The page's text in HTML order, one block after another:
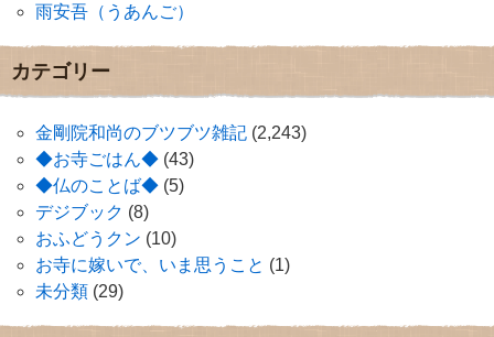
雨安吾（うあんご）
カテゴリー
金剛院和尚のブツブツ雑記 (2,243)
◆お寺ごはん◆ (43)
◆仏のことば◆ (5)
デジブック (8)
おふどうクン (10)
お寺に嫁いで、いま思うこと (1)
未分類 (29)